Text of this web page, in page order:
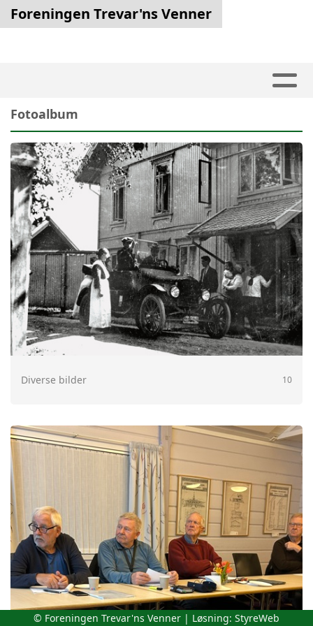
Foreningen Trevar'ns Venner
Fotoalbum
Diverse bilder 10
© Foreningen Trevar'ns Venner | Løsning: StyreWeb